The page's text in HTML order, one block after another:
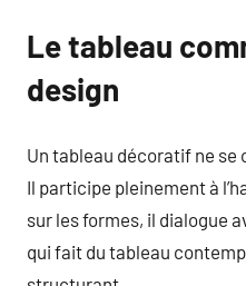
Le tableau
design
Un tableau décoratif ne se
Il participe pleinement à
sur les formes, il dialogue
qui fait du tableau